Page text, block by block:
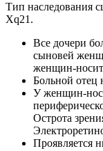
Тип наследования
Xq21.
Все дочери
сыновей
женщин-
Больной отец
У женщин-
Острота
Проявляется